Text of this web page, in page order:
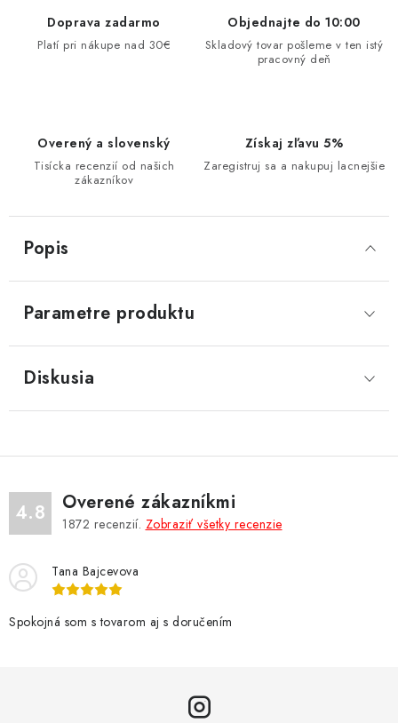
Doprava zadarmo
Platí pri nákupe nad 30€
Objednajte do 10:00
Skladový tovar pošleme v ten istý
pracovný deň
Overený a slovenský
Tisícka recenzií od našich
zákazníkov
Získaj zľavu 5%
Zaregistruj sa a nakupuj lacnejšie
Popis
Parametre produktu
Diskusia
4.8 Overené zákazníkmi
1872 recenzií. Zobraziť všetky recenzie
Tana Bajcevova
Spokojná som s tovarom aj s doručením